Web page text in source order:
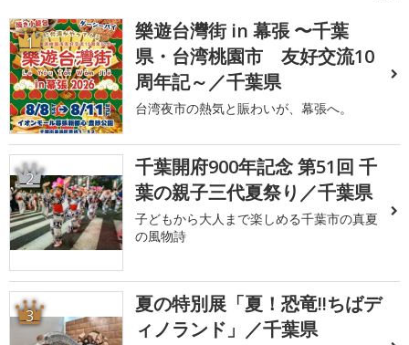
1
樂遊台灣街 in 幕張 〜千葉
県・台湾桃園市 友好交流10
周年記～／千葉県
台湾夜市の熱気と賑わいが、幕張へ。
2
千葉開府900年記念 第51回 千
葉の親子三代夏祭り／千葉県
子どもから大人まで楽しめる千葉市の真夏
の風物詩
3
夏の特別展「夏！恐竜!!ちばデ
ィノランド」／千葉県